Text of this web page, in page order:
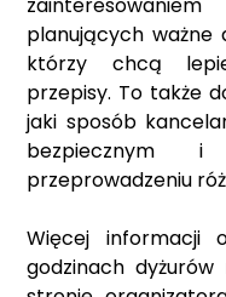
planujących ważne
którzy chcą
przepisy. To także
jaki sposób
bezpiecznym
przeprowadzeniu
Więcej informacji
godzinach